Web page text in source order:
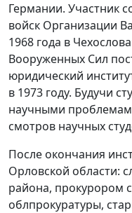
Германии. Участник
войск Организации
1968 года в
Вооруженных Сил
юридический
в 1973 году. Будучи
научными
смотров научных
После окончания
Орловской области:
района, прокурором
облпрокуратуры,